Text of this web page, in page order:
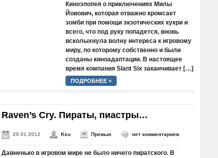
Киноэпопея о приключениях Милы
Йовович, которая отважно кромсает
зомби при помощи экзотических кукри и
всего, что под руку попадется, вновь
всколыхнула волну интереса к игровому
миру, по которому собственно и были
созданы киноадаптации. В настоящее
время компания Slant Six заканчивает […]
ПОДРОБНЕЕ »
Raven’s Cry. Пираты, пиастры…
29.01.2012 Ksu Превью нет комментариев
Давненько в игровом мире не было ничего пиратского. В